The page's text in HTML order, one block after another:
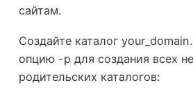
сайтам.
Создайте каталог
опцию -p для создания всех
родительских каталогов: